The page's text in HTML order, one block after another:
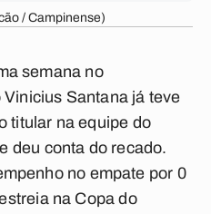
/ Campinense)
semana no
Santana já teve
titular na equipe do
deu conta do recado.
no empate por 0
na Copa do